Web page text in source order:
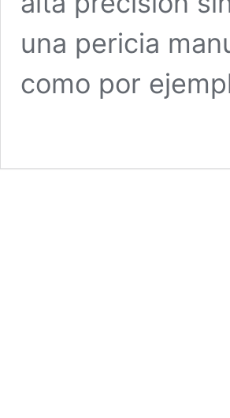
una pericia
como por